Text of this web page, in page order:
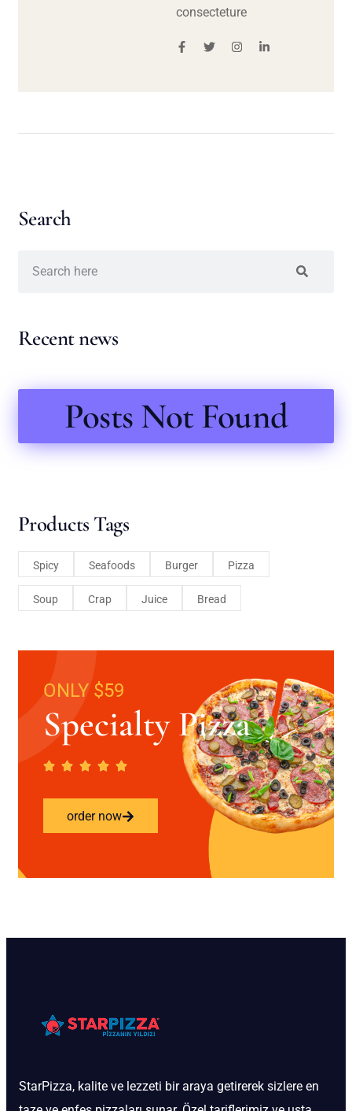
consecteture
Search
Recent news
Posts Not Found
Products Tags
Spicy Seafoods Burger Pizza
Soup Crap Juice Bread
ONLY $59
Specialty Pizza
order now
StarPizza, kalite ve lezzeti bir araya getirerek sizlere en